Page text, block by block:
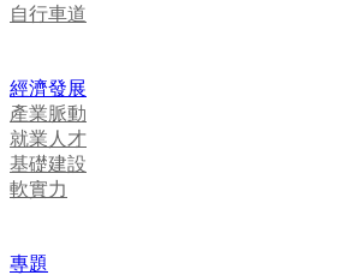
自行車道
經濟發展
產業脈動
就業人才
基礎建設
軟實力
專題